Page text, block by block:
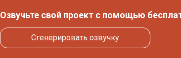
Озвучьте свой проект с помощью
Сгенерировать озвучку